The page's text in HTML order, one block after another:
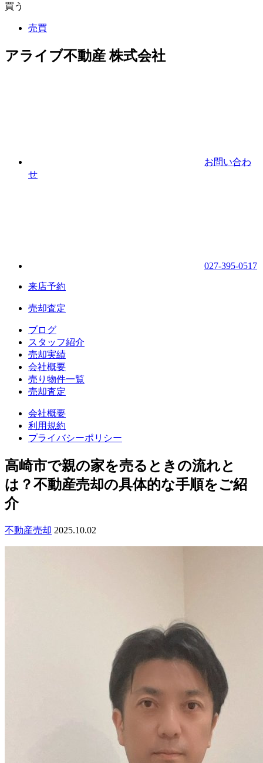
買う
売買
アライブ不動産 株式会社
お問い合わ
せ
027-395-0517
来店予約
売却査定
ブログ
スタッフ紹介
売却実績
会社概要
売り物件一覧
売却査定
会社概要
利用規約
プライバシーポリシー
高崎市で親の家を売るときの流れと
は？不動産売却の具体的な手順をご紹
介
不動産売却 2025.10.02